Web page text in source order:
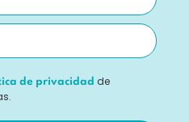
de privacidad de